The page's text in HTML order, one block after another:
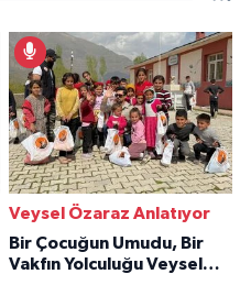
Veysel Özaraz Anlatıyor
Bir Çocuğun Umudu, Bir
Vakfın Yolculuğu Veysel